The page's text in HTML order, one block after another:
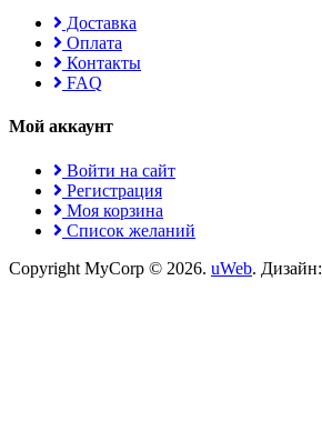
Доставка
Оплата
Контакты
FAQ
Мой аккаунт
Войти на сайт
Регистрация
Моя корзина
Список желаний
Copyright MyCorp © 2026. uWeb. Дизайн: